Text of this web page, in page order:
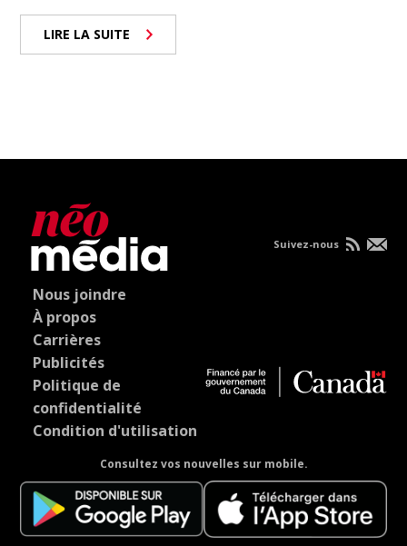
LIRE LA SUITE
Nous joindre
À propos
Carrières
Publicités
Politique de
confidentialité
Condition d'utilisation
Consultez vos nouvelles sur mobile.
Suivez-nous